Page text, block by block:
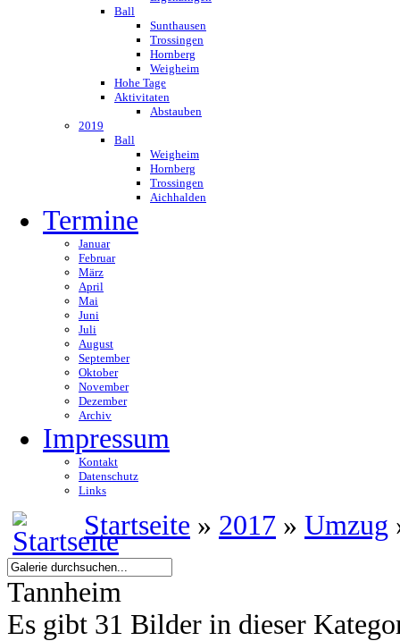
Ball
Sunthausen
Trossingen
Hornberg
Weigheim
Hohe Tage
Aktivitaten
Abstauben
2019
Ball
Weigheim
Hornberg
Trossingen
Aichhalden
Termine
Januar
Februar
März
April
Mai
Juni
Juli
August
September
Oktober
November
Dezember
Archiv
Impressum
Kontakt
Datenschutz
Links
Startseite » 2017 » Umzug
Tannheim
Es gibt 31 Bilder in dieser